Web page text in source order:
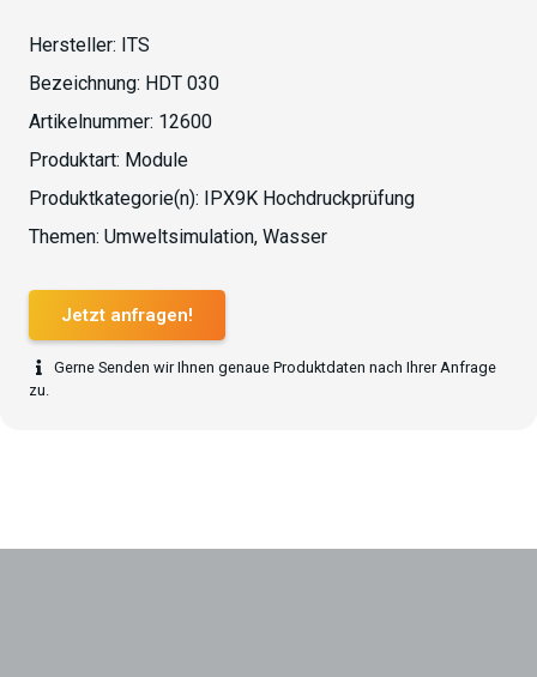
Hersteller: ITS
Bezeichnung: HDT 030
Artikelnummer: 12600
Produktart: Module
Produktkategorie(n): IPX9K Hochdruckprüfung
Themen: Umweltsimulation, Wasser
Jetzt anfragen!
Gerne Senden wir Ihnen genaue Produktdaten nach Ihrer Anfrage
zu.